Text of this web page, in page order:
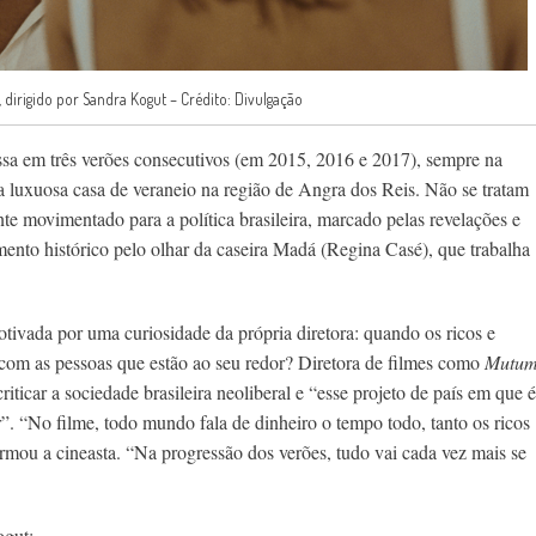
dirigido por Sandra Kogut – Crédito: Divulgação
em três verões consecutivos (em 2015, 2016 e 2017), sempre na
casa de veraneio na região de Angra dos Reis. Não se tratam
movimentado para a política brasileira, marcado pelas revelações e
histórico pelo olhar da caseira Madá (Regina Casé), que trabalha
por uma curiosidade da própria diretora: quando os ricos e
as pessoas que estão ao seu redor? Diretora de filmes como
a sociedade brasileira neoliberal e “esse projeto de país em que é
“No filme, todo mundo fala de dinheiro o tempo todo, tanto os ricos
a cineasta. “Na progressão dos verões, tudo vai cada vez mais se